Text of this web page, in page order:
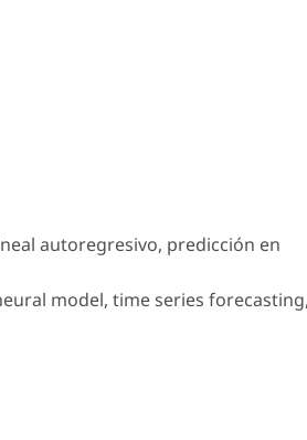
autoregresivo, predicción en
model, time series